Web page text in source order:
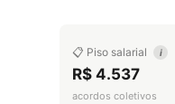
📋 Piso salarial i
R$ 4.537
acordos coletivos